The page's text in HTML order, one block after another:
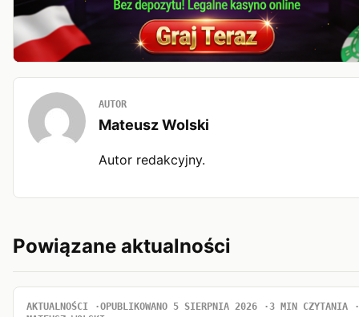
AUTOR
Mateusz Wolski
Autor redakcyjny.
Powiązane aktualności
AKTUALNOŚCI OPUBLIKOWANO 5 SIERPNIA 2026
3 MIN CZYTANIA